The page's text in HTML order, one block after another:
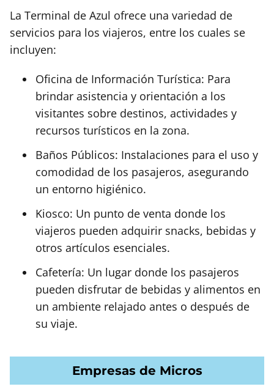
La Terminal de Azul ofrece una variedad de
servicios para los viajeros, entre los cuales se
incluyen:
Oficina de Información Turística: Para
brindar asistencia y orientación a los
visitantes sobre destinos, actividades y
recursos turísticos en la zona.
Baños Públicos: Instalaciones para el uso y
comodidad de los pasajeros, asegurando
un entorno higiénico.
Kiosco: Un punto de venta donde los
viajeros pueden adquirir snacks, bebidas y
otros artículos esenciales.
Cafetería: Un lugar donde los pasajeros
pueden disfrutar de bebidas y alimentos en
un ambiente relajado antes o después de
su viaje.
Empresas de Micros